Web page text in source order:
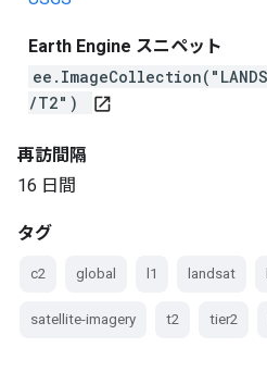
Earth Engine スニペット
/T2")
open_in_new
再訪間隔
16 日間
タグ
c2 global l1 landsat
satellite-imagery t2 tier2